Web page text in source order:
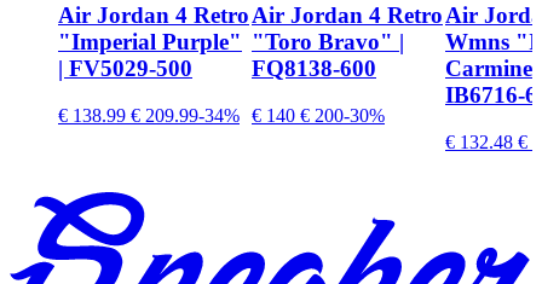
Air Jordan 4 Retro
"Imperial Purple"
| FV5029-500
€ 138.99 € 209.99-34%
Air Jordan 4 Retro
"Toro Bravo" |
FQ8138-600
€ 140 € 200-30%
Air
Wmns
IB6716-
€ 132.48 €